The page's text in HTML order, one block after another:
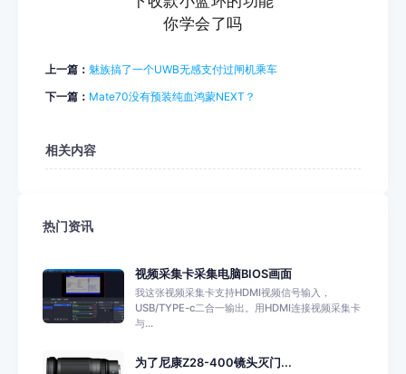
你学会了吗
上一篇： 魅族搞了一个UWB无感支付过闸机乘车
下一篇： Mate70没有预装纯血鸿蒙NEXT？
相关内容
热门资讯
视频采集卡采集电脑BIOS画面
我这张视频采集卡支持HDMI视频信号输入，
USB/TYPE-c二合一输出。用HDMI连接视频采集卡
与...
为了尼康Z28-400镜头灭门...